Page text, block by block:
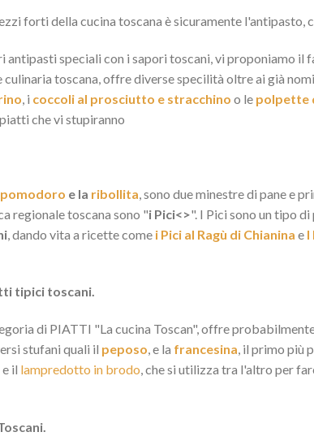
forti della cucina toscana è sicuramente
antipasti speciali con i sapori toscani, vi proponiamo il
toscana, offre diverse specilità oltre ai già
, i coccoli al prosciutto e stracchino o le polpette
che vi stupiranno
pomodoro e la ribollita , sono due minestre di pane e
regionale toscana sono "i Pici<>". I Pici sono un tipo
, dando vita a ricette come i Pici al Ragù di Chianina e I
tipici toscani.
di PIATTI "La cucina Toscan", offre
stufani quali il peposo, e la francesina, il primo più
e il lampredotto in brodo, che si utilizza tra l'altro per